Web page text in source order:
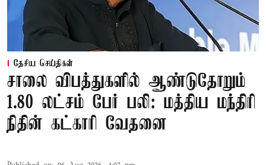
தேசிய செய்திகள்
சாலை விபத்துகளில் ஆண்டுதோறும்
1.80 லட்சம் பேர் பலி: மத்திய மந்திரி
நிதின் கட்காரி வேதனை